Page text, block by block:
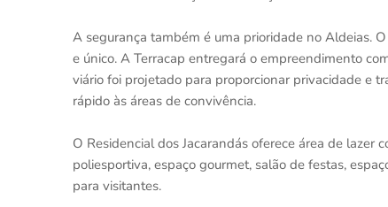
A segurança também é uma prioridade no Aldeias.
e único. A Terracap entregará o empreendimento
viário foi projetado para proporcionar privacidade e
rápido às áreas de convivência.
O Residencial dos Jacarandás oferece área de
poliesportiva, espaço gourmet, salão de festas,
para visitantes.